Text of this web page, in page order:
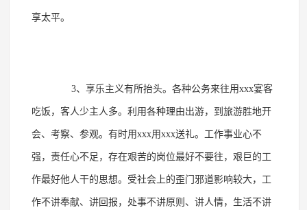
享太平。
3、享乐主义有所抬头。各种公务来往用xxx宴客
吃饭，客人少主人多。利用各种理由出游，到旅游胜地开
会、考察、参观。有时用xxx用xxx送礼。工作事业心不
强，责任心不足，存在艰苦的岗位最好不要往，艰巨的工
作最好他人干的思想。受社会上的歪门邪道影响较大，工
作不讲奉献、讲回报，处事不讲原则、讲人情，生活不讲